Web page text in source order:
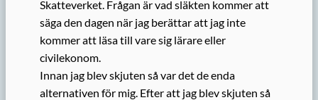
Skatteverket. Frågan är vad släkten kommer att
säga den dagen när jag berättar att jag inte
kommer att läsa till vare sig lärare eller
civilekonom.
Innan jag blev skjuten så var det de enda
alternativen för mig. Efter att jag blev skjuten så